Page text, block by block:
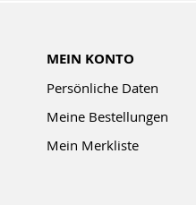
MEIN KONTO
Persönliche Daten
Meine Bestellungen
Mein Merkliste